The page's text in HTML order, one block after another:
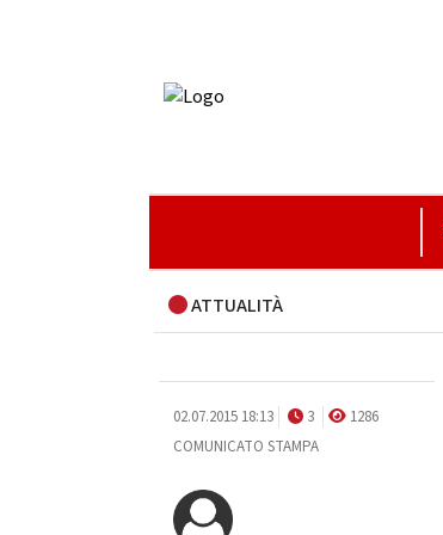
ATTUALITÀ
02.07.2015 18:13 3
1286
COMUNICATO STAMPA